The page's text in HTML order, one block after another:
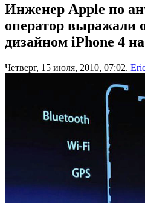
Инженер Apple по
оператор выражали
дизайном iPhone 4
Четверг, 15 июля, 2010, 07:02.